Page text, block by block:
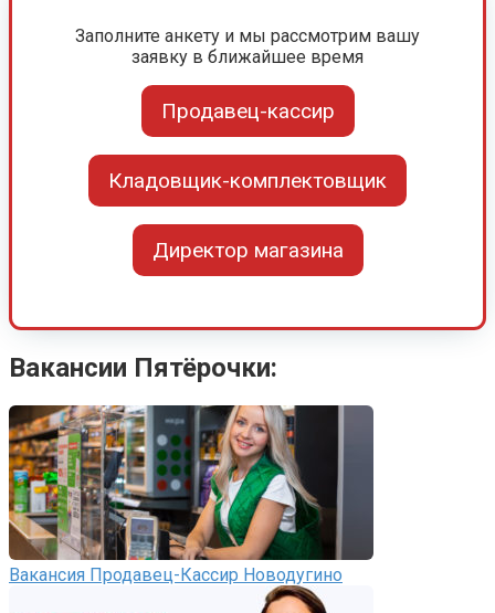
Заполните анкету и мы рассмотрим вашу
заявку в ближайшее время
Продавец-кассир
Кладовщик-комплектовщик
Директор магазина
Вакансии Пятёрочки:
Вакансия Продавец-Кассир Новодугино